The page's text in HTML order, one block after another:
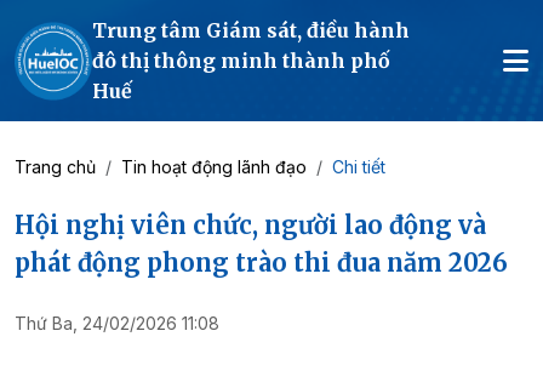
Trung tâm Giám sát, điều hành
đô thị thông minh thành phố
Huế
Trang chủ Tin hoạt động lãnh đạo Chi tiết
Hội nghị viên chức, người lao động và
phát động phong trào thi đua năm 2026
Thứ Ba, 24/02/2026 11:08